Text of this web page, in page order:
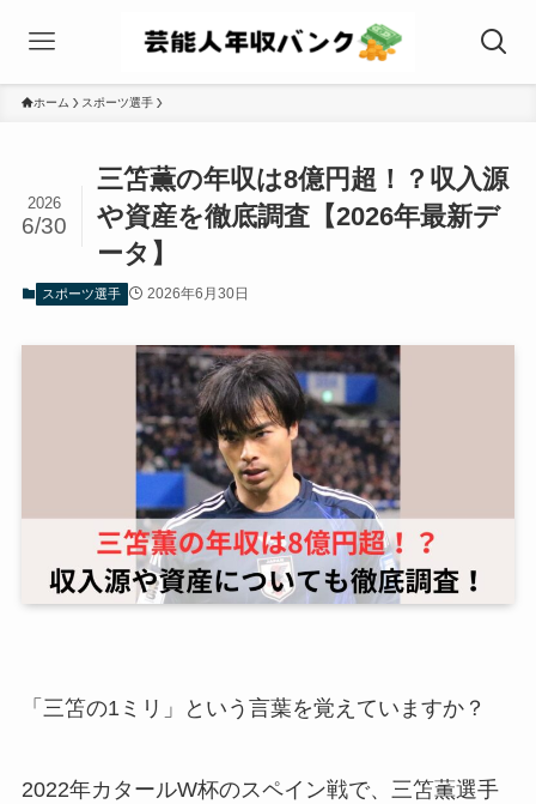
ホーム スポーツ選手
三笘薫の年収は8億円超！？収入源
や資産を徹底調査【2026年最新デ
ータ】
2026
6/30
スポーツ選手 2026年6月30日
「三笘の1ミリ」という言葉を覚えていますか？
2022年カタールW杯のスペイン戦で、三笘薫選手